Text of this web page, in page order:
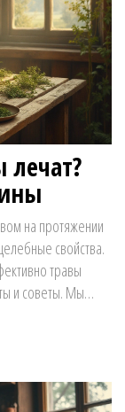
на протяжении
свойства.
травы
и советы. Мы
полезными и как
последствий.